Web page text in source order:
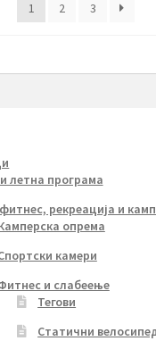
1 2 3
летна програма
рекреација и
опрема
камери
и слабеење
Тегови
Статични